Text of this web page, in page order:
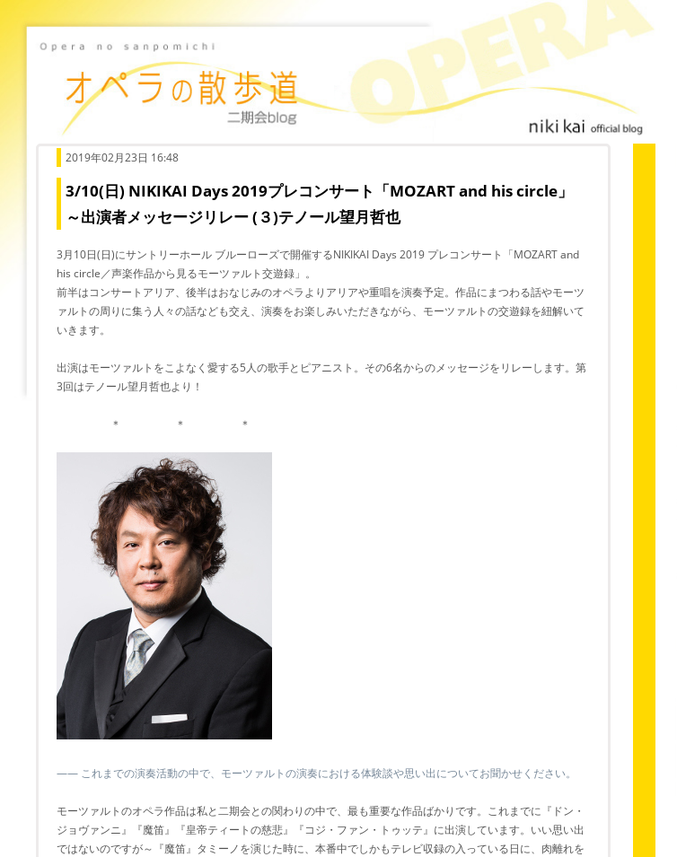
2019年02月23日 16:48
3/10(日) NIKIKAI Days 2019プレコンサート「MOZART and his circle」
～出演者メッセージリレー (３)テノール望月哲也
3月10日(日)にサントリーホール ブルーローズで開催するNIKIKAI Days 2019 プレコンサート「MOZART and
his circle／声楽作品から見るモーツァルト交遊録」。
前半はコンサートアリア、後半はおなじみのオペラよりアリアや重唱を演奏予定。作品にまつわる話やモーツ
ァルトの周りに集う人々の話なども交え、演奏をお楽しみいただきながら、モーツァルトの交遊録を紐解いて
いきます。
出演はモーツァルトをこよなく愛する5人の歌手とピアニスト。その6名からのメッセージをリレーします。第
3回はテノール望月哲也より！
＊ ＊ ＊
―― これまでの演奏活動の中で、モーツァルトの演奏における体験談や思い出についてお聞かせください。
モーツァルトのオペラ作品は私と二期会との関わりの中で、最も重要な作品ばかりです。これまでに『ドン・
ジョヴァンニ』『魔笛』『皇帝ティートの慈悲』『コジ・ファン・トゥッテ』に出演しています。いい思い出
ではないのですが～『魔笛』タミーノを演じた時に、本番中でしかもテレビ収録の入っている日に、肉離れを